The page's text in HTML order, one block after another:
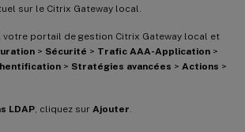
sur le Citrix Gateway local.
votre portail de gestion Citrix Gateway local et
> Sécurité > Trafic AAA-Application >
> Stratégies avancées > Actions >
LDAP , cliquez sur Ajouter